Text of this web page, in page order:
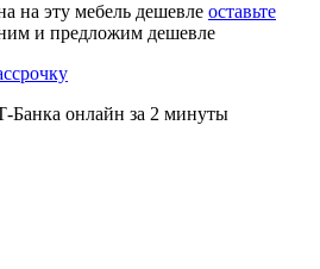
на эту мебель дешевле оставьте
и предложим дешевле
Банка онлайн за 2 минуты